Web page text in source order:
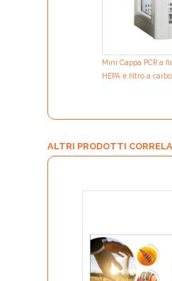
Mini Cappa PCR a
HEPA e filtro a
ALTRI PRODOTTI